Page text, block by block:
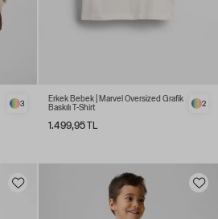
3
Erkek Bebek | Marvel Oversized Grafik
Baskılı T-Shirt
1.499,95 TL
2